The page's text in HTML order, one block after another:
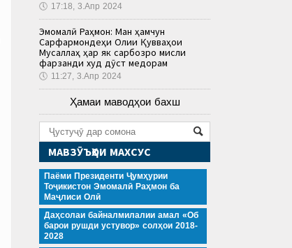
🕔 17:18, 3.Апр 2024
Эмомалӣ Раҳмон: Ман ҳамчун
Сарфармондеҳи Олии Қувваҳои
Мусаллаҳ ҳар як сарбозро мисли
фарзанди худ дӯст медорам
🕔 11:27, 3.Апр 2024
Ҳамаи маводҳои бахш
МАВЗӮЪҲОИ МАХСУС
Паёми Президенти Ҷумҳурии
Тоҷикистон Эмомалӣ Раҳмон ба
Маҷлиси Олӣ
Даҳсолаи байналмилалии амал «Об
барои рушди устувор» солҳои 2018-
2028